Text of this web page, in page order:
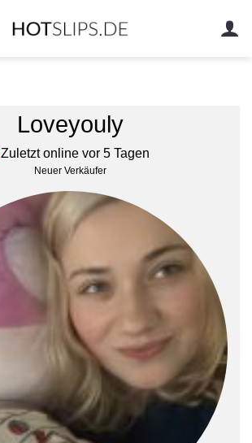
Loveyouly
Zuletzt online vor 5 Tagen
Neuer Verkäufer